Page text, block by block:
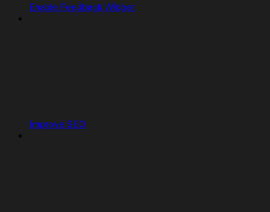
Enable Feedback Widget
Improve SEO